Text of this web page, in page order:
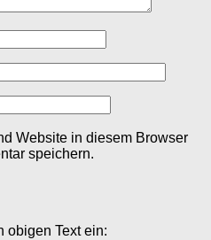
Website in diesem Browser
speichern.
obigen Text ein: